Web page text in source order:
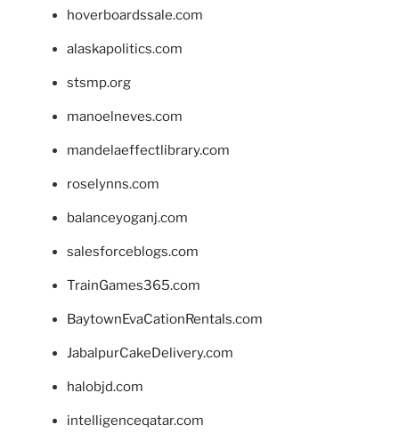
hoverboardssale.com
alaskapolitics.com
stsmp.org
manoelneves.com
mandelaeffectlibrary.com
roselynns.com
balanceyoganj.com
salesforceblogs.com
TrainGames365.com
BaytownEvaCationRentals.com
JabalpurCakeDelivery.com
halobjd.com
intelligenceqatar.com